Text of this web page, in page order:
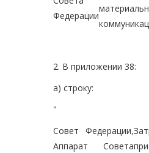
Федерации
2. В приложении 38:
а) строку:
"
Совет Федерации,
Аппарат Совета